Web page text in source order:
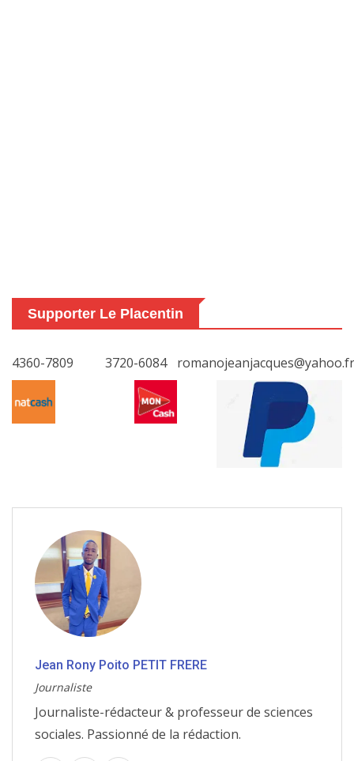
Supporter Le Placentin
4360-7809 3720-6084 romanojeanjacques@yahoo.fr
Jean Rony Poito PETIT FRERE
Journaliste
Journaliste-rédacteur & professeur de sciences
sociales. Passionné de la rédaction.